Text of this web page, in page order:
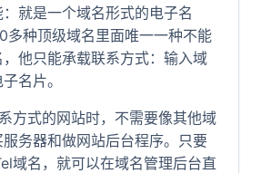
就是一个域名形式的电子名
多种顶级域名里面唯一一种不能
他只能承载联系方式：输入域
名片。
方式的网站时，不需要像其他域
务器和做网站后台程序。只要
域名，就可以在域名管理后台直